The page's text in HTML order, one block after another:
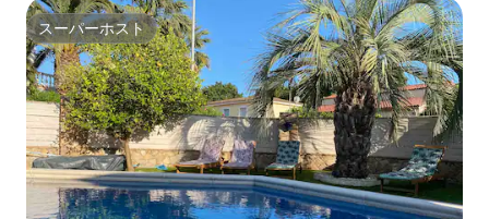
スーパーホスト
スーパーホスト